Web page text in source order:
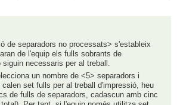
de separadors no processats> s'estableix
de l'equip els fulls sobrants de
siguin necessaris per al treball.
un nombre de <5> separadors i
calen set fulls per al treball d'impressió, heu
de fulls de separadors, cadascun amb cinc